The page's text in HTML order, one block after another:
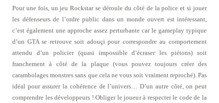
Pour une fois, un jeu Rockstar se déroule du côté de la police et si jouer
les défenseurs de l’ordre public dans un monde ouvert est intéressant,
c’est également une approche assez perturbante car le gameplay typique
d’un GTA se retrouve soit adouçi pour correspondre au comportement
attendu d’un policier (quasi impossible d’écraser les piétons) soit
franchement à côté de la plaque (vous pouvez toujours créer des
carambolages monstres sans que cela ne vous soit vraiment reproché). Pas
idéal pour assurer la cohérence de l’univers… D’un autre côté, on peut
comprendre les développeurs ! Obliger le joueur à respecter le code de la